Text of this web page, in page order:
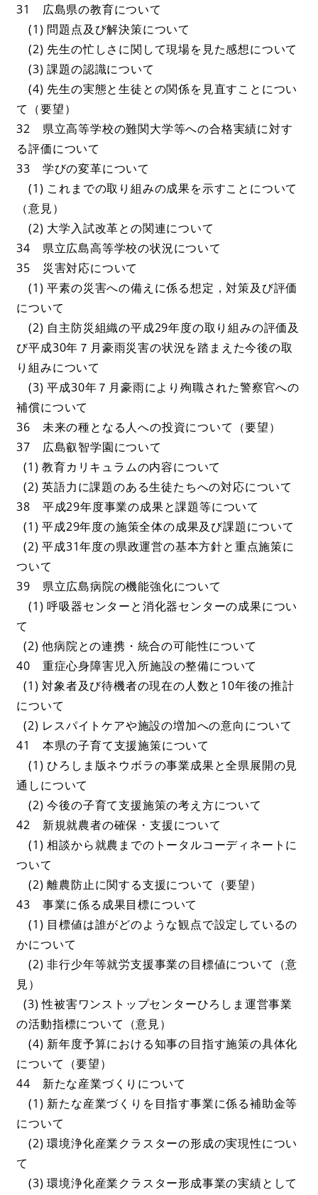
31 広島県の教育について
(1) 問題点及び解決策について
(2) 先生の忙しさに関して現場を見た感想について
(3) 課題の認識について
(4) 先生の実態と生徒との関係を見直すことについ
て（要望）
32 県立高等学校の難関大学等への合格実績に対す
る評価について
33 学びの変革について
(1) これまでの取り組みの成果を示すことについて
（意見）
(2) 大学入試改革との関連について
34 県立広島高等学校の状況について
35 災害対応について
(1) 平素の災害への備えに係る想定，対策及び評価
について
(2) 自主防災組織の平成29年度の取り組みの評価及
び平成30年７月豪雨災害の状況を踏まえた今後の取
り組みについて
(3) 平成30年７月豪雨により殉職された警察官への
補償について
36 未来の種となる人への投資について（要望）
37 広島叡智学園について
(1) 教育カリキュラムの内容について
(2) 英語力に課題のある生徒たちへの対応について
38 平成29年度事業の成果と課題等について
(1) 平成29年度の施策全体の成果及び課題について
(2) 平成31年度の県政運営の基本方針と重点施策に
ついて
39 県立広島病院の機能強化について
(1) 呼吸器センターと消化器センターの成果につい
て
(2) 他病院との連携・統合の可能性について
40 重症心身障害児入所施設の整備について
(1) 対象者及び待機者の現在の人数と10年後の推計
について
(2) レスパイトケアや施設の増加への意向について
41 本県の子育て支援施策について
(1) ひろしま版ネウボラの事業成果と全県展開の見
通しについて
(2) 今後の子育て支援施策の考え方について
42 新規就農者の確保・支援について
(1) 相談から就農までのトータルコーディネートに
ついて
(2) 離農防止に関する支援について（要望）
43 事業に係る成果目標について
(1) 目標値は誰がどのような観点で設定しているの
かについて
(2) 非行少年等就労支援事業の目標値について（意
見）
(3) 性被害ワンストップセンターひろしま運営事業
の活動指標について（意見）
(4) 新年度予算における知事の目指す施策の具体化
について（要望）
44 新たな産業づくりについて
(1) 新たな産業づくりを目指す事業に係る補助金等
について
(2) 環境浄化産業クラスターの形成の実現性につい
て
(3) 環境浄化産業クラスター形成事業の実績として